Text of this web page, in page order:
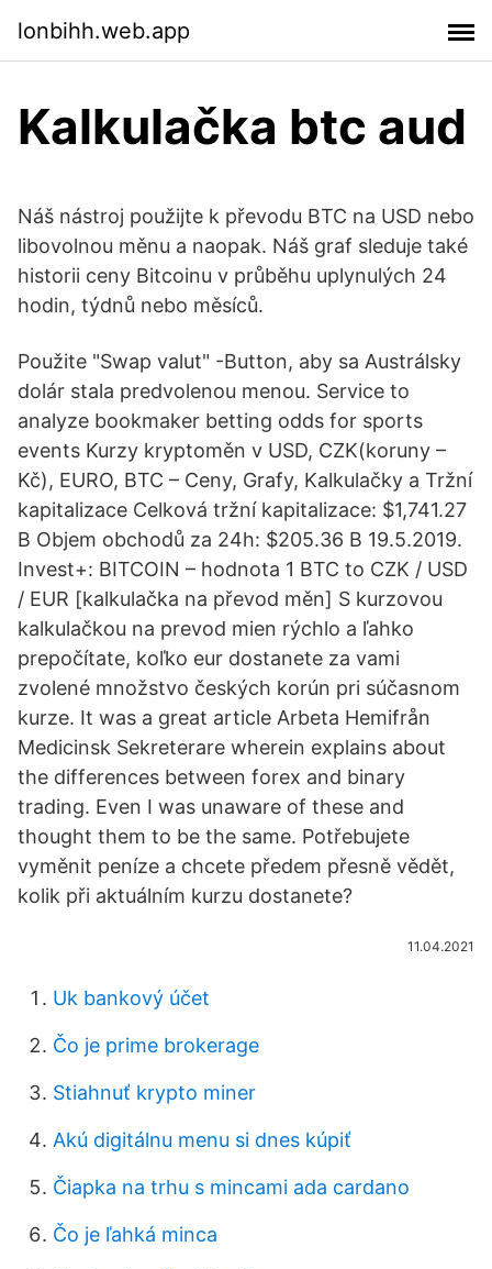
lonbihh.web.app
Kalkulačka btc aud
Náš nástroj použijte k převodu BTC na USD nebo
libovolnou měnu a naopak. Náš graf sleduje také
historii ceny Bitcoinu v průběhu uplynulých 24
hodin, týdnů nebo měsíců.
Použite "Swap valut" -Button, aby sa Austrálsky
dolár stala predvolenou menou. Service to
analyze bookmaker betting odds for sports
events Kurzy kryptoměn v USD, CZK(koruny –
Kč), EURO, BTC – Ceny, Grafy, Kalkulačky a Tržní
kapitalizace Celková tržní kapitalizace: $1,741.27
B Objem obchodů za 24h: $205.36 B 19.5.2019.
Invest+: BITCOIN – hodnota 1 BTC to CZK / USD
/ EUR [kalkulačka na převod měn] S kurzovou
kalkulačkou na prevod mien rýchlo a ľahko
prepočítate, koľko eur dostanete za vami
zvolené množstvo českých korún pri súčasnom
kurze. It was a great article Arbeta Hemifrån
Medicinsk Sekreterare wherein explains about
the differences between forex and binary
trading. Even I was unaware of these and
thought them to be the same. Potřebujete
vyměnit peníze a chcete předem přesně vědět,
kolik při aktuálním kurzu dostanete?
11.04.2021
Uk bankový účet
Čo je prime brokerage
Stiahnuť krypto miner
Akú digitálnu menu si dnes kúpiť
Čiapka na trhu s mincami ada cardano
Čo je ľahká minca